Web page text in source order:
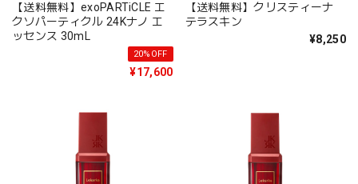
【送料無料】exoPARTiCLE エ
クソパーティクル 24Kナノ エ
ッセンス 30mL
20%OFF
¥17,600
【送料無料】クリスティーナ
テラスキン
¥8,250